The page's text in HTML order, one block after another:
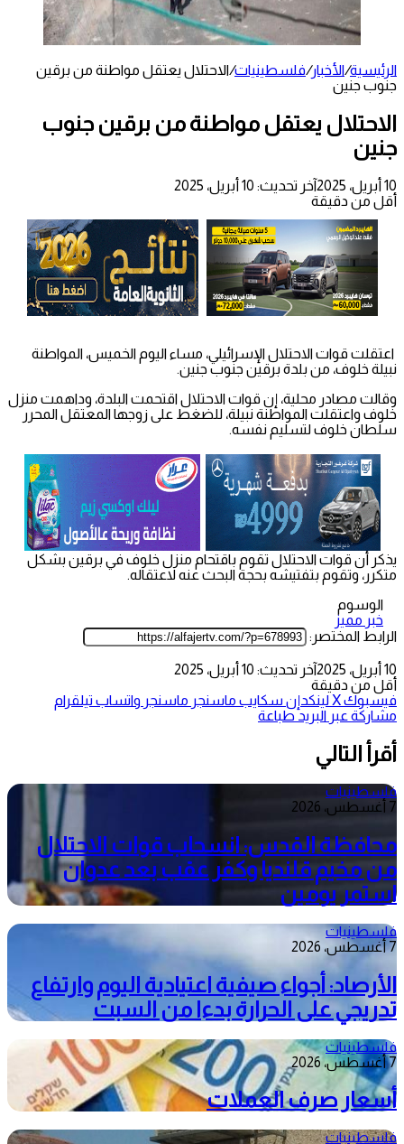
الرئيسية/الأخبار/فلسطينيات/الاحتلال يعتقل مواطنة من برقين
جنوب جنين
الاحتلال يعتقل مواطنة من برقين جنوب
جنين
10 أبريل، 2025
آخر تحديث: 10 أبريل، 2025
أقل من دقيقة
اعتقلت قوات الاحتلال الإسرائيلي، مساء اليوم الخميس، المواطنة
نبيلة خلوف، من بلدة برقين جنوب جنين.
وقالت مصادر محلية، إن قوات الاحتلال اقتحمت البلدة، وداهمت منزل
خلوف واعتقلت المواطنة نبيلة، للضغط على زوجها المعتقل المحرر
سلطان خلوف لتسليم نفسه.
يذكر أن قوات الاحتلال تقوم باقتحام منزل خلوف في برقين بشكل
متكرر، وتقوم بتفتيشه بحجة البحث عنه لاعتقاله.
الوسوم
خبر مميز
الرابط المختصر:
10 أبريل، 2025
آخر تحديث: 10 أبريل، 2025
أقل من دقيقة
فيسبوك‫Xلينكدإن سكايب ماسنجر ماسنجر واتساب تيلقرام
مشاركة عبر البريد طباعة
أقرأ التالي
فلسطينيات
7 أغسطس، 2026
محافظة القدس: انسحاب قوات الاحتلال
من مخيم قلنديا وكفر عقب بعد عدوان
استمر يومين
فلسطينيات
7 أغسطس، 2026
الأرصاد: أجواء صيفية اعتيادية اليوم وارتفاع
تدريجي على الحرارة بدءا من السبت
فلسطينيات
7 أغسطس، 2026
أسعار صرف العملات
فلسطينيات